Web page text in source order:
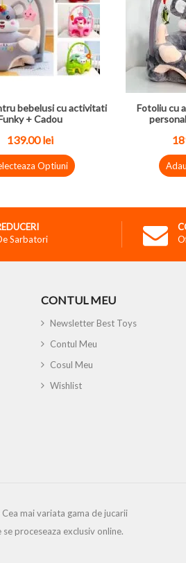
bebelusi cu activitati
+ Cadou
139.00 lei
Optiuni
Fotoliu cu
Sarbatori
CONTUL MEU
Newsletter Best Toys
Contul Meu
Cosul Meu
Wishlist
mai variata gama de jucarii
se proceseaza exclusiv online.